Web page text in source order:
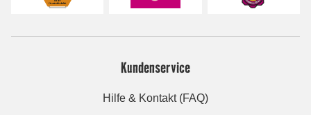
Kundenservice
Hilfe & Kontakt (FAQ)